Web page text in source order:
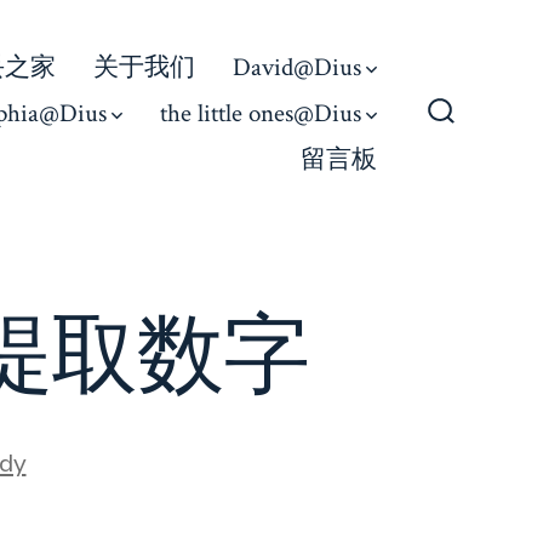
家 关于我们
David@Dius
the little ones@Dius
留言板
取数字